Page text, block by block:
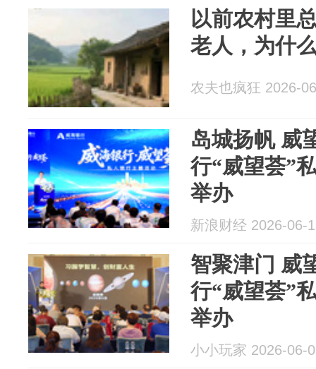
以前农村里
老人，为什
农夫也疯狂 2026-
岛城扬帆 威
行“威望荟”
举办
新浪财经 2026-06-
智聚津门 威
行“威望荟”
举办
小小玩家 2026-06-